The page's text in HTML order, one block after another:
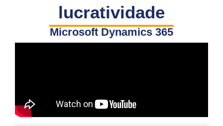
lucratividade
Microsoft Dynamics 365